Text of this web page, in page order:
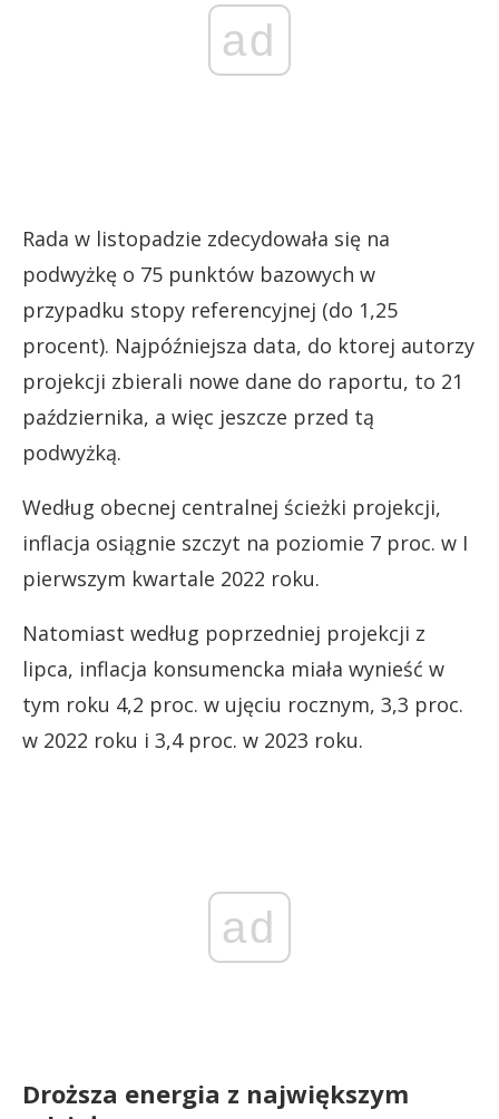
ad
Rada w listopadzie zdecydowała się na
podwyżkę o 75 punktów bazowych w
przypadku stopy referencyjnej (do 1,25
procent). Najpóźniejsza data, do ktorej autorzy
projekcji zbierali nowe dane do raportu, to 21
października, a więc jeszcze przed tą
podwyżką.
Według obecnej centralnej ścieżki projekcji,
inflacja osiągnie szczyt na poziomie 7 proc. w I
pierwszym kwartale 2022 roku.
Natomiast według poprzedniej projekcji z
lipca, inflacja konsumencka miała wynieść w
tym roku 4,2 proc. w ujęciu rocznym, 3,3 proc.
w 2022 roku i 3,4 proc. w 2023 roku.
ad
Droższa energia z największym